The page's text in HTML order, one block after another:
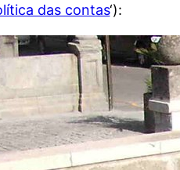
das contas‘):